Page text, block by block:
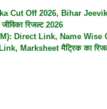
Cut Off 2026, Bihar
जीविका रिजल्ट 2026
Direct Link, Name
Marksheet मैट्रिक का